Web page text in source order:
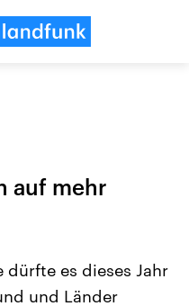
auf mehr
es dieses Jahr
und Länder